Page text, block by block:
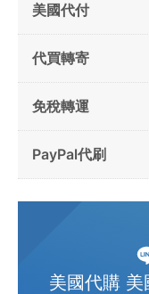
美國代付
代買轉寄
免稅轉運
PayPal代刷
美國代購